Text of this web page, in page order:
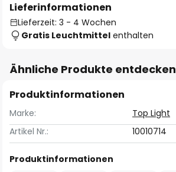
Lieferinformationen
Lieferzeit: 3 - 4 Wochen
Gratis Leuchtmittel enthalten
Ähnliche Produkte entdecken
Produktinformationen
Marke:
Top Light
Artikel Nr.:
10010714
Produktinformationen